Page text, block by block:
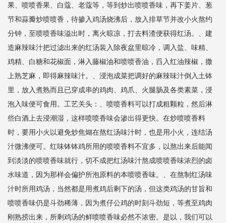
果、喷喷香果、白蔻、老蔻等，等到炒出喷喷香味，再下姜片、葱
节和蒜瓣炒喷喷香，待掺入鸡汤烧沸后，放入排草节并改小火熬约
分钟，至喷喷香味溢出时，离火晾凉，打去料渣便获得红汤。、建
造麻辣味汁把过滤出来的红汤装入除夜盆里晾冷，调入盐、味精、
鸡精、白糖和花椒面，淋入藤椒油和喷喷香油，舀入红油辣椒，撒
上熟芝麻，即得麻辣味汁。、浸泡成菜把调好的麻辣味汁倒入土钵
里，放入煮熟而且已穿成串的鸡肉、鸡爪、火腿肠及各类素菜，浸
泡入味便可食用。工艺关头：、喷喷香料可以打成粗颗粒，然后淋
些白酒上去浸潮湿，这样喷喷香味会渗出得更快。在炒喷喷香料
时，要用小火以避免炒焦煳在熬红汤味汁时，也是用小火，连结汤
汁微沸便可。红味钵钵鸡所用的喷喷香料不宜多，以熬出来后能闻
到淡淡的喷喷香味就行，切不成把红汤味汁熬成喷喷香味浓烈的卤
水味道，因为那样会偏护所泡原料的本喷喷香味。、在熬制红汤味
汁时所用鸡汤，当然都是用煮鸡后剩下的汤，但这类鸡汤的甘旨和
喷喷香味仍是斗劲稀薄，因为煮仔公鸡的时刻斗劲短，等煮至鸡肉
刚熟捞出来，所剩鸡汤的鲜喷喷香味必然不浓密。是以，我们可以